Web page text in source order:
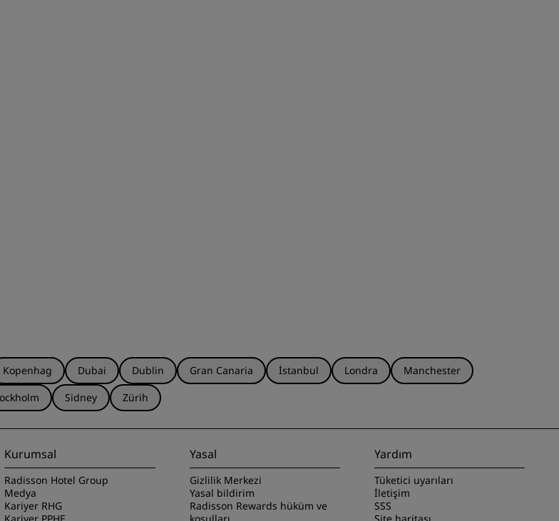
Kopenhag Dubai Dublin Gran Canaria İstanbul Londra
Manchester
Sidney Zürih
Kurumsal
Radisson Hotel Group
Medya
Kariyer RHG
Yasal
Gizlilik Merkezi
Yasal bildirim
Radisson Rewards hüküm ve
Yardım
Tüketici uyarıları
İletişim
SSS